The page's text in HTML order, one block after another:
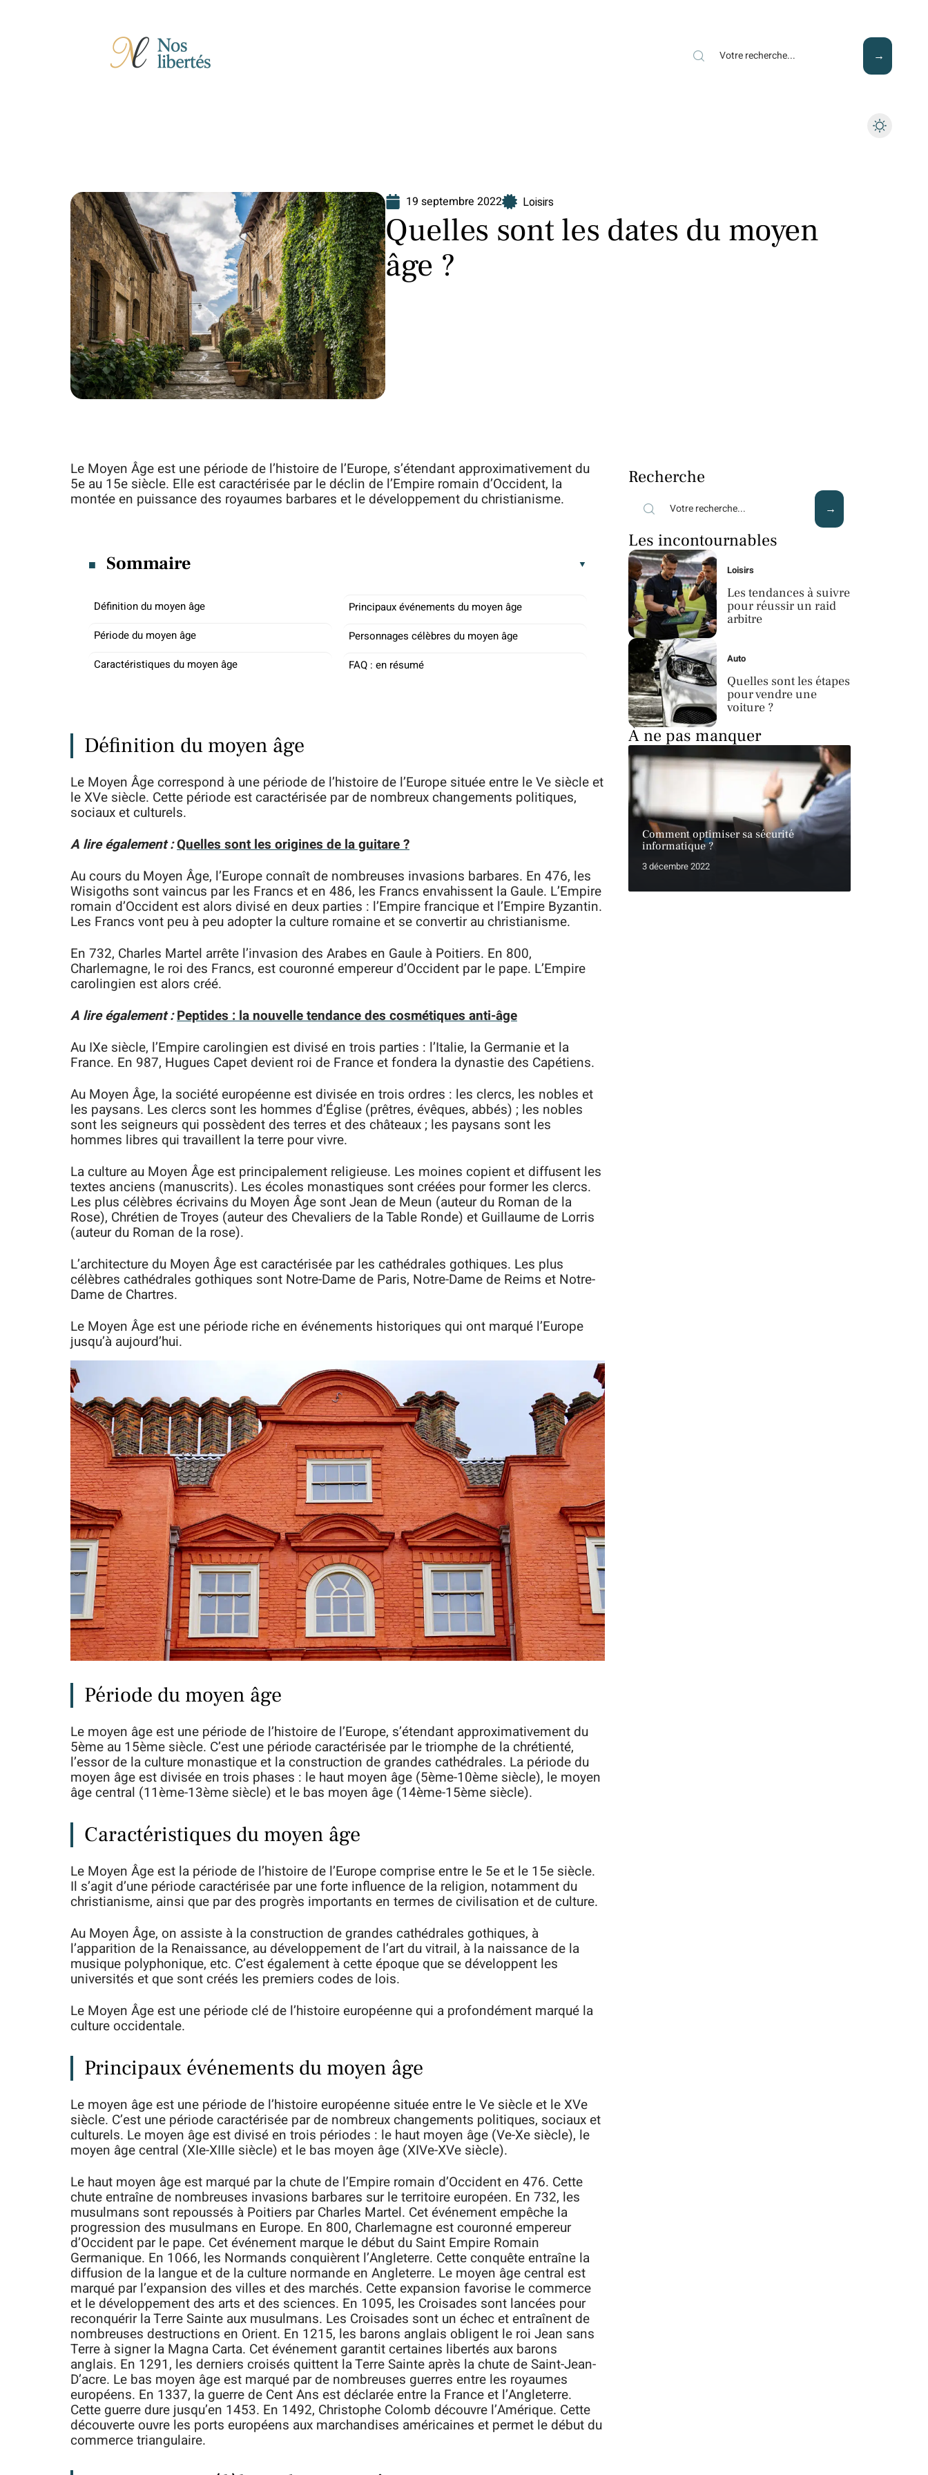
19 septembre 2022 Loisirs
Quelles sont les dates du moyen
âge ?
Le Moyen Âge est une période de l’histoire de l’Europe, s’étendant approximativement du
5e au 15e siècle. Elle est caractérisée par le déclin de l’Empire romain d’Occident, la
montée en puissance des royaumes barbares et le développement du christianisme.
Sommaire
Définition du moyen âge
Période du moyen âge
Caractéristiques du moyen âge
Principaux événements du moyen âge
Personnages célèbres du moyen âge
FAQ : en résumé
Définition du moyen âge
Le Moyen Âge correspond à une période de l’histoire de l’Europe située entre le Ve siècle et
le XVe siècle. Cette période est caractérisée par de nombreux changements politiques,
sociaux et culturels.
A lire également :Quelles sont les origines de la guitare ?
Au cours du Moyen Âge, l’Europe connaît de nombreuses invasions barbares. En 476, les
Wisigoths sont vaincus par les Francs et en 486, les Francs envahissent la Gaule. L’Empire
romain d’Occident est alors divisé en deux parties : l’Empire francique et l’Empire Byzantin.
Les Francs vont peu à peu adopter la culture romaine et se convertir au christianisme.
En 732, Charles Martel arrête l’invasion des Arabes en Gaule à Poitiers. En 800,
Charlemagne, le roi des Francs, est couronné empereur d’Occident par le pape. L’Empire
carolingien est alors créé.
A lire également :Peptides : la nouvelle tendance des cosmétiques anti-âge
Au IXe siècle, l’Empire carolingien est divisé en trois parties : l’Italie, la Germanie et la
France. En 987, Hugues Capet devient roi de France et fondera la dynastie des Capétiens.
Au Moyen Âge, la société européenne est divisée en trois ordres : les clercs, les nobles et
les paysans. Les clercs sont les hommes d’Église (prêtres, évêques, abbés) ; les nobles
sont les seigneurs qui possèdent des terres et des châteaux ; les paysans sont les
hommes libres qui travaillent la terre pour vivre.
La culture au Moyen Âge est principalement religieuse. Les moines copient et diffusent les
textes anciens (manuscrits). Les écoles monastiques sont créées pour former les clercs.
Les plus célèbres écrivains du Moyen Âge sont Jean de Meun (auteur du Roman de la
Rose), Chrétien de Troyes (auteur des Chevaliers de la Table Ronde) et Guillaume de Lorris
(auteur du Roman de la rose).
L’architecture du Moyen Âge est caractérisée par les cathédrales gothiques. Les plus
célèbres cathédrales gothiques sont Notre-Dame de Paris, Notre-Dame de Reims et Notre-
Dame de Chartres.
Le Moyen Âge est une période riche en événements historiques qui ont marqué l’Europe
jusqu’à aujourd’hui.
Période du moyen âge
Le moyen âge est une période de l’histoire de l’Europe, s’étendant approximativement du
5ème au 15ème siècle. C’est une période caractérisée par le triomphe de la chrétienté,
l’essor de la culture monastique et la construction de grandes cathédrales. La période du
moyen âge est divisée en trois phases : le haut moyen âge (5ème-10ème siècle), le moyen
âge central (11ème-13ème siècle) et le bas moyen âge (14ème-15ème siècle).
Caractéristiques du moyen âge
Le Moyen Âge est la période de l’histoire de l’Europe comprise entre le 5e et le 15e siècle.
Il s’agit d’une période caractérisée par une forte influence de la religion, notamment du
christianisme, ainsi que par des progrès importants en termes de civilisation et de culture.
Au Moyen Âge, on assiste à la construction de grandes cathédrales gothiques, à
l’apparition de la Renaissance, au développement de l’art du vitrail, à la naissance de la
musique polyphonique, etc. C’est également à cette époque que se développent les
universités et que sont créés les premiers codes de lois.
Le Moyen Âge est une période clé de l’histoire européenne qui a profondément marqué la
culture occidentale.
Principaux événements du moyen âge
Le moyen âge est une période de l’histoire européenne située entre le Ve siècle et le XVe
siècle. C’est une période caractérisée par de nombreux changements politiques, sociaux et
culturels. Le moyen âge est divisé en trois périodes : le haut moyen âge (Ve-Xe siècle), le
moyen âge central (XIe-XIIIe siècle) et le bas moyen âge (XIVe-XVe siècle).
Le haut moyen âge est marqué par la chute de l’Empire romain d’Occident en 476. Cette
chute entraîne de nombreuses invasions barbares sur le territoire européen. En 732, les
musulmans sont repoussés à Poitiers par Charles Martel. Cet événement empêche la
progression des musulmans en Europe. En 800, Charlemagne est couronné empereur
d’Occident par le pape. Cet événement marque le début du Saint Empire Romain
Germanique. En 1066, les Normands conquièrent l’Angleterre. Cette conquête entraîne la
diffusion de la langue et de la culture normande en Angleterre. Le moyen âge central est
marqué par l’expansion des villes et des marchés. Cette expansion favorise le commerce
et le développement des arts et des sciences. En 1095, les Croisades sont lancées pour
reconquérir la Terre Sainte aux musulmans. Les Croisades sont un échec et entraînent de
nombreuses destructions en Orient. En 1215, les barons anglais obligent le roi Jean sans
Terre à signer la Magna Carta. Cet événement garantit certaines libertés aux barons
anglais. En 1291, les derniers croisés quittent la Terre Sainte après la chute de Saint-Jean-
D’acre. Le bas moyen âge est marqué par de nombreuses guerres entre les royaumes
européens. En 1337, la guerre de Cent Ans est déclarée entre la France et l’Angleterre.
Cette guerre dure jusqu’en 1453. En 1492, Christophe Colomb découvre l’Amérique. Cette
découverte ouvre les ports européens aux marchandises américaines et permet le début du
commerce triangulaire.
Recherche
Les incontournables
Loisirs
Les tendances à suivre
pour réussir un raid
arbitre
Auto
Quelles sont les étapes
pour vendre une
voiture ?
À ne pas manquer
Comment optimiser sa sécurité
informatique ?
3 décembre 2022